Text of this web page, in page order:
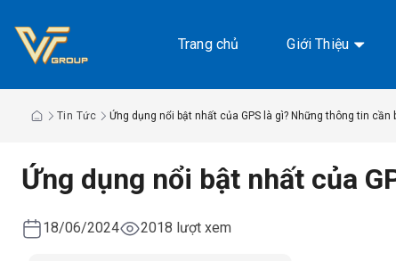
đến
Trang chủ Giới Thiệu
Tin Tức Ứng dụng nổi bật nhất của GPS là gì? Những thông tin cần
Ứng dụng nổi bật nhất của
18/06/2024 2018 lượt xem